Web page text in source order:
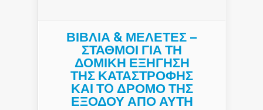
ΒΙΒΛΙΑ & ΜΕΛΕΤΕΣ –
ΣΤΑΘΜΟΙ ΓΙΑ ΤΗ
ΔΟΜΙΚΗ ΕΞΗΓΗΣΗ
ΤΗΣ ΚΑΤΑΣΤΡΟΦΗΣ
ΚΑΙ ΤO ΔΡΟΜΟ ΤΗΣ
ΕΞΟΔΟΥ ΑΠΟ ΑΥΤΗ